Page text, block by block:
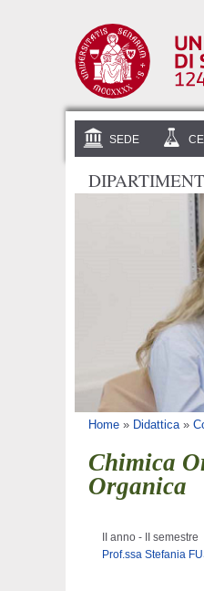
SEDE
Tu sei qui
Home » Didattica»
Chimica
Organica
II anno - II semestre
Prof.ssa Stefania